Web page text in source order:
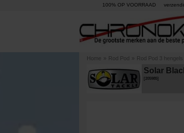
100% OP VOORRAAD
Home » Rod Pod » Rod Pod 3 hengels
Solar
205985]